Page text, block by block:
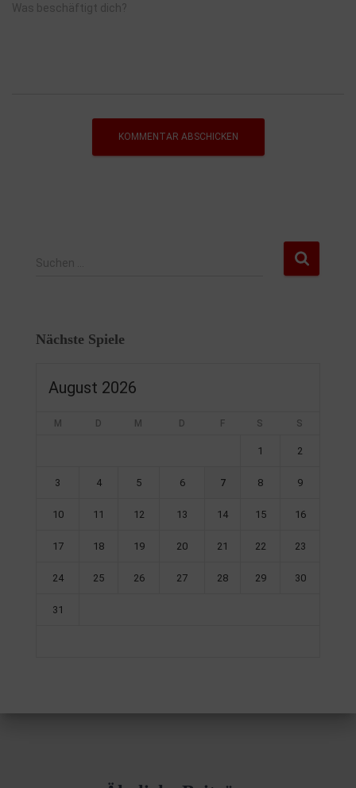
Was beschäftigt dich?
Suchen …
Nächste Spiele
August 2026
M D M D F S S
1 2
3 4 5 6 7 8 9
10 11 12 13 14 15 16
17 18 19 20 21 22 23
24 25 26 27 28 29 30
31